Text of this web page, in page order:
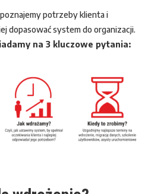
potrzeby klienta i
dopasować system do organizacji.
na 3 kluczowe pytania: